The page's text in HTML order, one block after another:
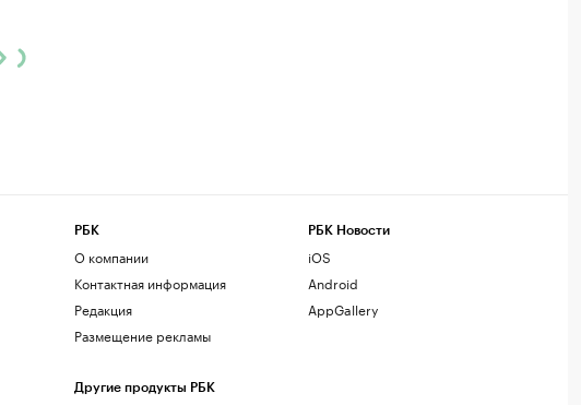
РБК
О компании
Контактная информация
Редакция
Размещение рекламы
Другие продукты РБК
РБК Новости
iOS
Android
AppGallery